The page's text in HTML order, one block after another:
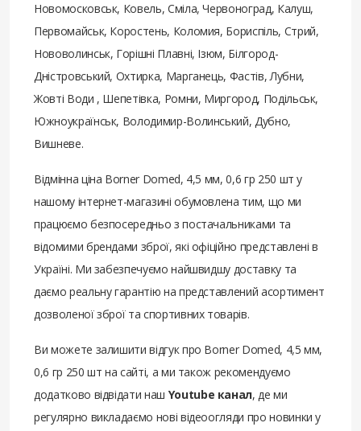
Новомосковськ, Ковель, Сміла, Червоноград, Калуш,
Первомайськ, Коростень, Коломия, Бориспіль, Стрий,
Нововолинськ, Горішні Плавні, Ізюм, Білгород-
Дністровський, Охтирка, Марганець, Фастів, Лубни,
Жовті Води , Шепетівка, Ромни, Миргород, Подільськ,
Южноукраїнськ, Володимир-Волинський, Дубно,
Вишневе.
Відмінна ціна Borner Domed, 4,5 мм, 0,6 гр 250 шт у
нашому інтернет-магазині обумовлена ​​тим, що ми
працюємо безпосередньо з постачальниками та
відомими брендами зброї, які офіційно представлені в
Україні. Ми забезпечуємо найшвидшу доставку та
даємо реальну гарантію на представлений асортимент
дозволеної зброї та спортивних товарів.
Ви можете залишити відгук про Borner Domed, 4,5 мм,
0,6 гр 250 шт на сайті, а ми також рекомендуємо
додатково відвідати наш Youtube канал, де ми
регулярно викладаємо нові відеоогляди про новинки у